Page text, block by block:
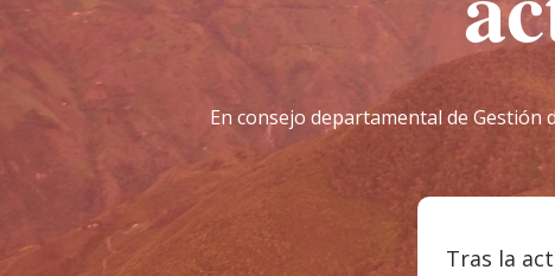
En consejo departamental de Gestión
Tras la